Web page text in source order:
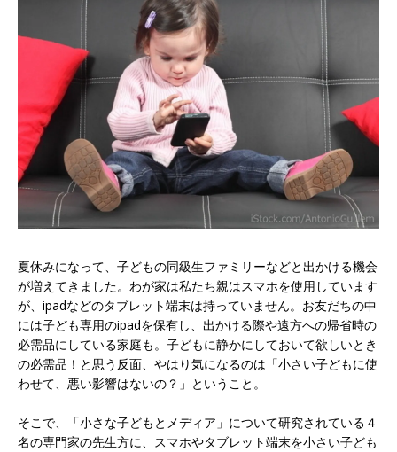
夏休みになって、子どもの同級生ファミリーなどと出かける機会
が増えてきました。わが家は私たち親はスマホを使用しています
が、ipadなどのタブレット端末は持っていません。お友だちの中
には子ども専用のipadを保有し、出かける際や遠方への帰省時の
必需品にしている家庭も。子どもに静かにしておいて欲しいとき
の必需品！と思う反面、やはり気になるのは「小さい子どもに使
わせて、悪い影響はないの？」ということ。
そこで、「小さな子どもとメディア」について研究されている４
名の専門家の先生方に、スマホやタブレット端末を小さい子ども